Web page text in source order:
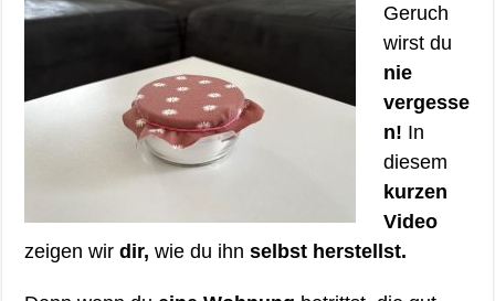
Geruch
wirst du
nie
vergesse
n! In
diesem
kurzen
Video
zeigen wirdir, wie du ihnselbst herstellst.